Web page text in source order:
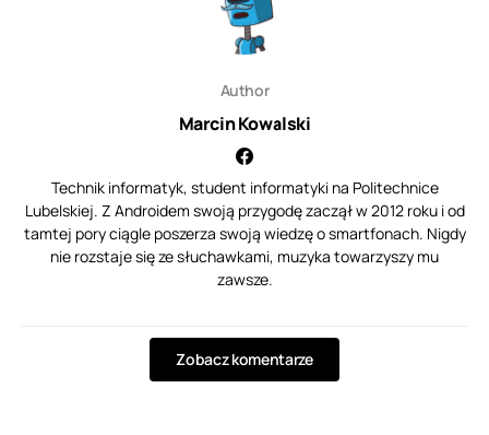
Author
Marcin Kowalski
Technik informatyk, student informatyki na Politechnice
Lubelskiej. Z Androidem swoją przygodę zaczął w 2012 roku i od
tamtej pory ciągle poszerza swoją wiedzę o smartfonach. Nigdy
nie rozstaje się ze słuchawkami, muzyka towarzyszy mu
zawsze.
Zobacz komentarze